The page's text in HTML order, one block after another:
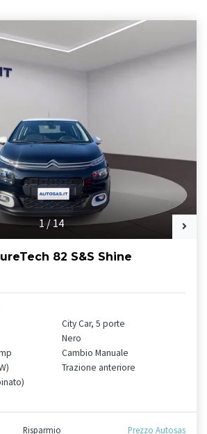
1/14
82 S&S Shine
City Car, 5 porte
Nero
Cambio Manuale
Trazione anteriore
Risparmio Prezzo Autosas